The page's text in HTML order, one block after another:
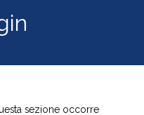
sezione occorre